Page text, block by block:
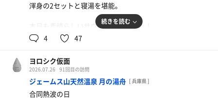
渾身の2セットと寝湯を堪能。
本日も素晴らしいサウナと温泉でした！
続きを読む
4 47
ヨロシク仮面
2026.07.26 91回目の訪問
ジェームス山天然温泉 月の湯舟 [ 兵庫県 ]
合同熱波の日